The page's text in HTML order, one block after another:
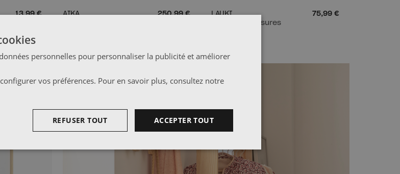
13,99 €
AIKA
250,99 €
LAUKI
Banc à chaussures
75,99 €
personnelles pour personnaliser la publicité et améliorer
vos préférences. Pour en savoir plus, consultez notre
ACCEPTER TOUT
REFUSER TOUT